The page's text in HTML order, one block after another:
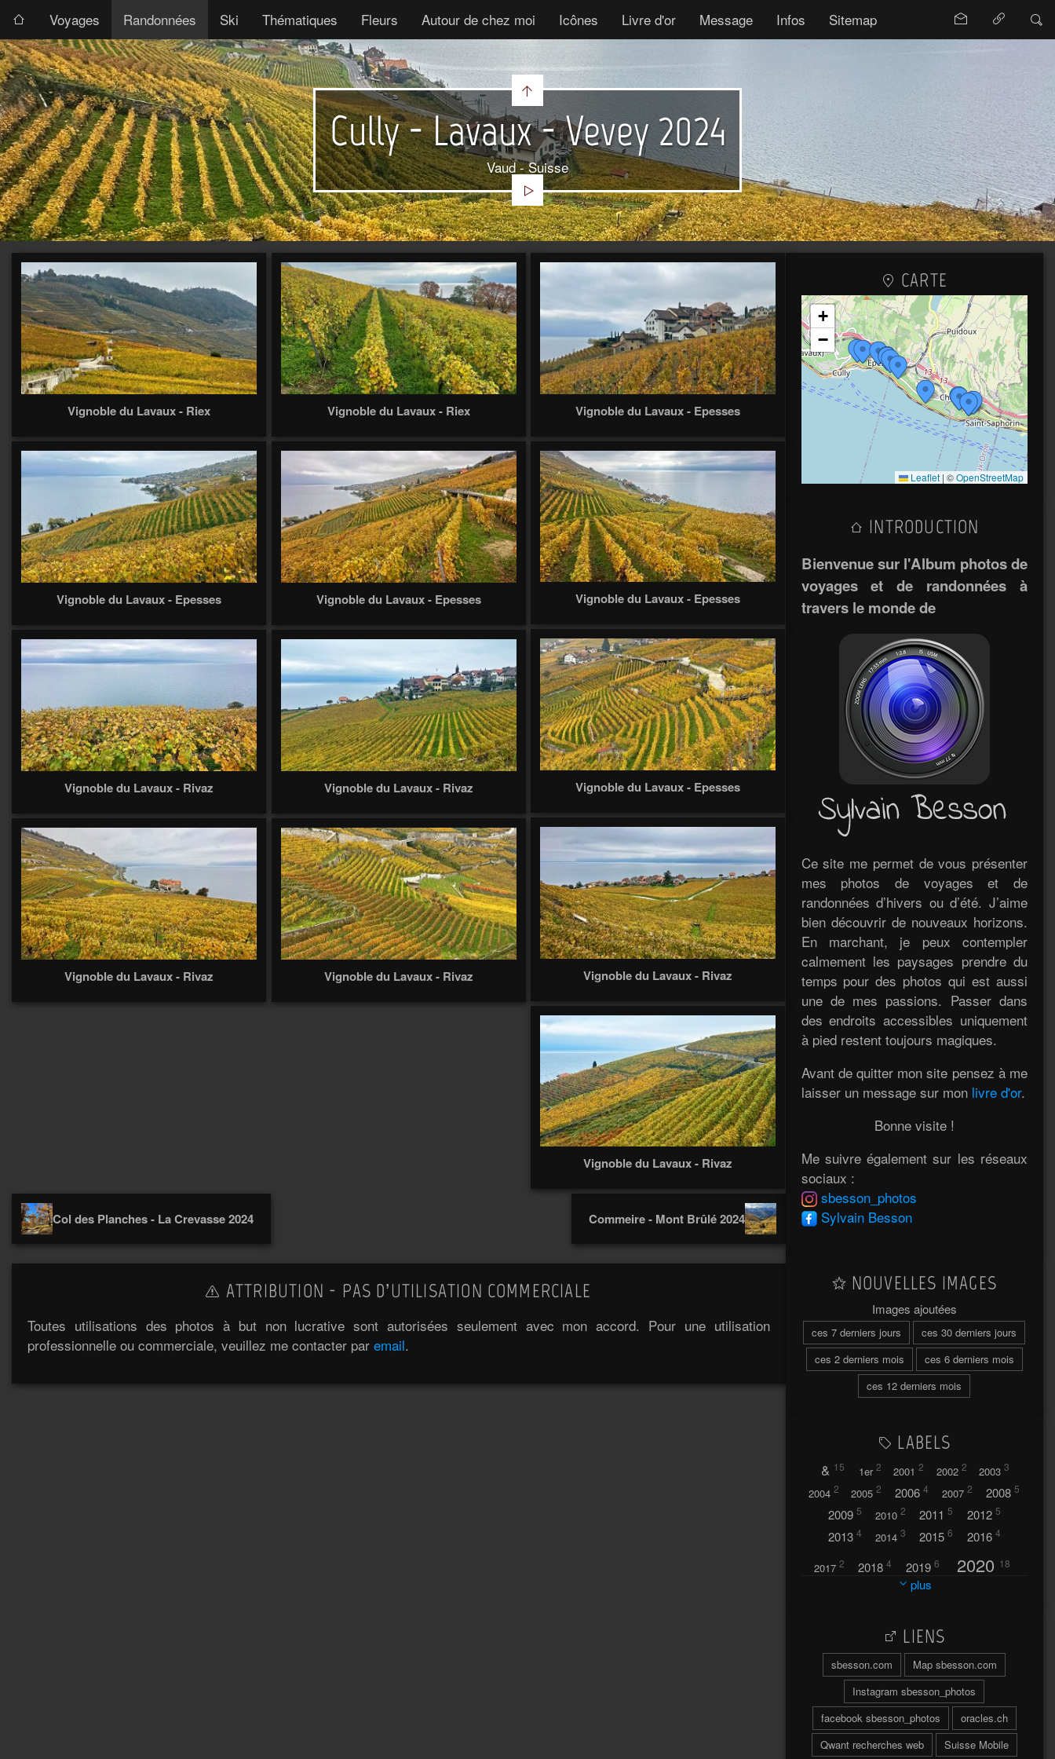
Voyages Randonnées Ski Thématiques Fleurs Autour de chez moi Icônes Livre d'or Message Infos Sitemap
Cully - Lavaux - Vevey 2024
Vaud - Suisse
Vignoble du Lavaux - Riex Vignoble du Lavaux - Riex Vignoble du Lavaux - Epesses
Vignoble du Lavaux - Epesses Vignoble du Lavaux - Epesses Vignoble du Lavaux - Epesses
Vignoble du Lavaux - Epesses
Vignoble du Lavaux - Rivaz Vignoble du Lavaux - Rivaz
Vignoble du Lavaux - Rivaz
Vignoble du Lavaux - Rivaz Vignoble du Lavaux - Rivaz
Vignoble du Lavaux - Rivaz
Col des Planches - La Crevasse 2024 Commeire - Mont Brûlé 2024
ATTRIBUTION - PAS D’UTILISATION COMMERCIALE
Toutes utilisations des photos à but non lucrative sont autorisées seulement avec mon accord. Pour une utilisation
professionnelle ou commerciale, veuillez me contacter par email.
CARTE
+
−
Leaflet | ©OpenStreetMap
INTRODUCTION
Bienvenue sur l'Album photos de
voyages et de randonnées à
travers le monde de
Ce site me permet de vous présenter
mes photos de voyages et de
randonnées d’hivers ou d’été. J’aime
bien découvrir de nouveaux horizons.
En marchant, je peux contempler
calmement les paysages prendre du
temps pour des photos qui est aussi
une de mes passions. Passer dans
des endroits accessibles uniquement
à pied restent toujours magiques.
Avant de quitter mon site pensez à me
laisser un message sur mon livre d'or.
Bonne visite !
Me suivre également sur les réseaux
sociaux :
sbesson_photos
Sylvain Besson
NOUVELLES IMAGES
Images ajoutées
ces 7 derniers jours
ces 30 derniers jours
ces 2 derniers mois
ces 6 derniers mois
ces 12 derniers mois
LABELS
& 15 1er 2 2001 2 2002 2 2003 3
2004 2 2005 2 2006 4 2007 2 2008 5
2009 5 2010 2 2011 5 2012 5
2013 4 2014 3 2015 6 2016 4
2017 2 2018 4 2019 6 2020 18
2023 32 2024
2025 44 2026 27 5
A travers l'hublot 17
Abländschen 3 Açores
plus
LIENS
sbesson.com
Map sbesson.com
Instagram sbesson_photos
facebook sbesson_photos
oracles.ch
Qwant recherches web
Suisse Mobile